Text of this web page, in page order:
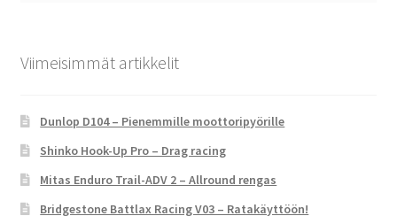
Viimeisimmät artikkelit
Dunlop D104 – Pienemmille moottoripyörille
Shinko Hook-Up Pro – Drag racing
Mitas Enduro Trail-ADV 2 – Allround rengas
Bridgestone Battlax Racing V03 – Ratakäyttöön!